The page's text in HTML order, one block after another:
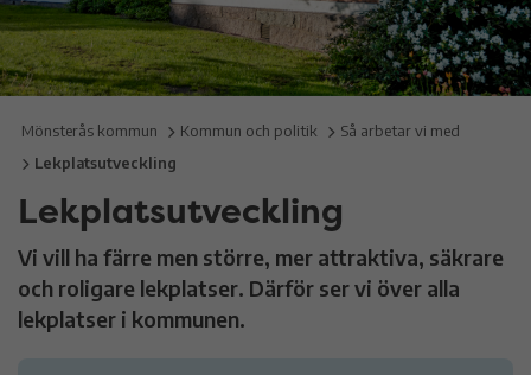
Mönsterås kommun Kommun och politik
Så arbetar vi med
Lekplatsutveckling
Lekplatsutveckling
Vi vill ha färre men större, mer attraktiva, säkrare
och roligare lekplatser. Därför ser vi över alla
lekplatser i kommunen.